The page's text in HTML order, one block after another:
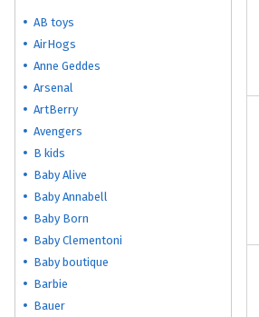
AB toys
AirHogs
Anne Geddes
Arsenal
ArtBerry
Avengers
B kids
Baby Alive
Baby Annabell
Baby Born
Baby Clementoni
Baby boutique
Barbie
Bauer